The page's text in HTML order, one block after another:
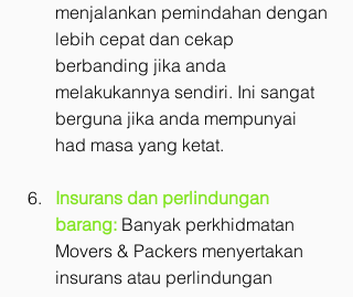
menjalankan pemindahan dengan
lebih cepat dan cekap
berbanding jika anda
melakukannya sendiri. Ini sangat
berguna jika anda mempunyai
had masa yang ketat.
Insurans dan perlindungan
barang: Banyak perkhidmatan
Movers & Packers menyertakan
insurans atau perlindungan